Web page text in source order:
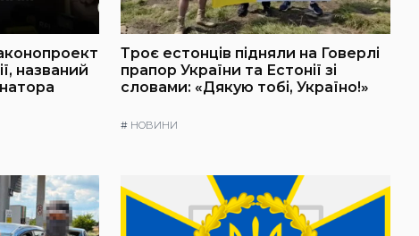
названий
Троє естонців підняли на Говерлі
прапор України та Естонії зі
словами: «Дякую тобі, Україно!»
# НОВИНИ